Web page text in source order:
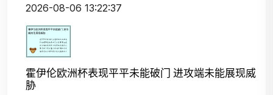
2026-08-06 13:22:37
霍伊伦欧洲杯表现平平未能破门 进攻端未能展现威
胁